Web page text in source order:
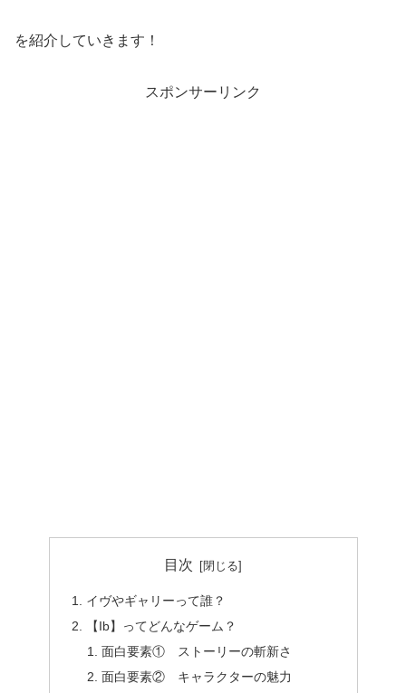
を紹介していきます！
スポンサーリンク
目次
イヴやギャリーって誰？
【Ib】ってどんなゲーム？
面白要素① ストーリーの斬新さ
面白要素② キャラクターの魅力